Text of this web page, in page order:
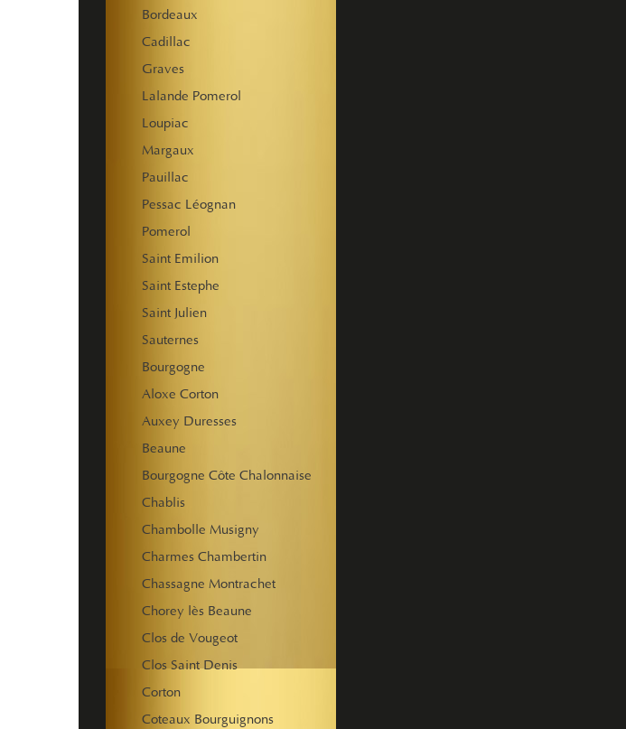
Bordeaux
Cadillac
Graves
Lalande Pomerol
Loupiac
Margaux
Pauillac
Pessac Léognan
Pomerol
Saint Emilion
Saint Estephe
Saint Julien
Sauternes
Bourgogne
Aloxe Corton
Auxey Duresses
Beaune
Bourgogne Côte Chalonnaise
Chablis
Chambolle Musigny
Charmes Chambertin
Chassagne Montrachet
Chorey lès Beaune
Clos de Vougeot
Clos Saint Denis
Corton
Coteaux Bourguignons